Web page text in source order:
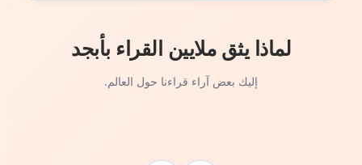
لماذا يثق ملايين القراء بأبجد
إليك بعض آراء قراءنا حول العالم.